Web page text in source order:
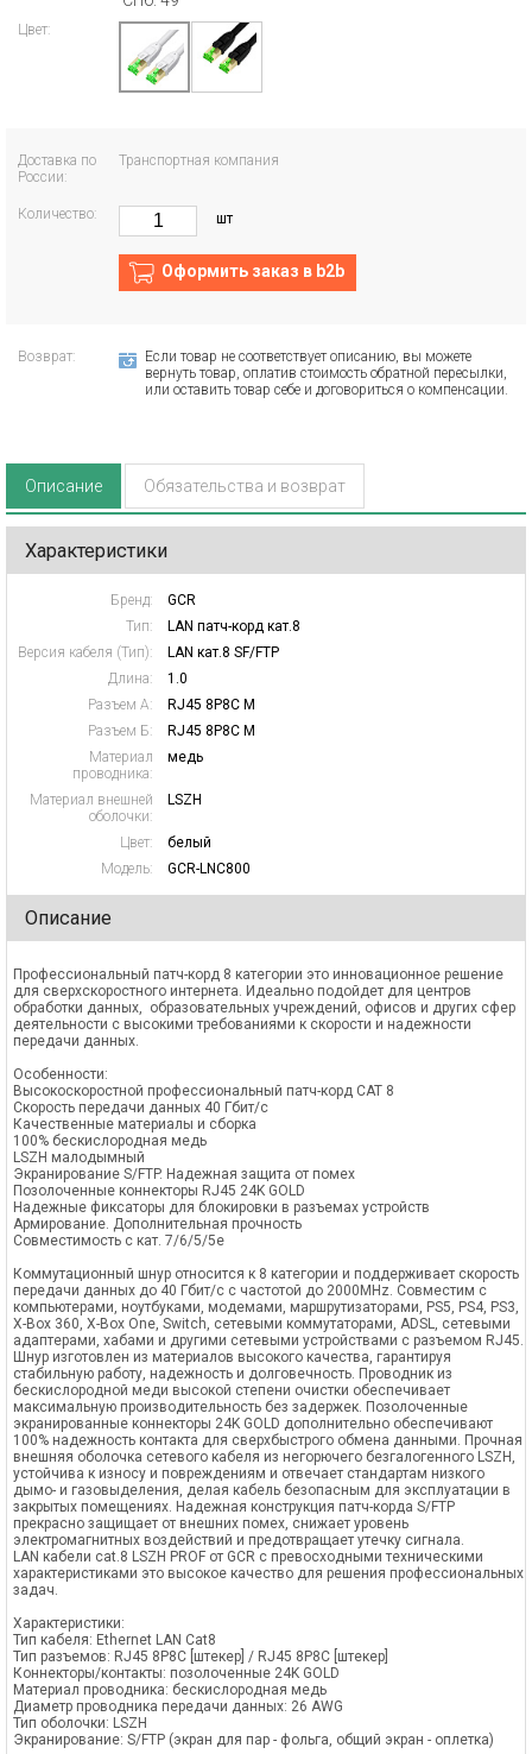
Цвет:
Доставка по
России:
Транспортная компания
Количество: шт
Оформить заказ в b2b
Возврат:
Если товар не соответствует описанию, вы можете
вернуть товар, оплатив стоимость обратной пересылки,
или оставить товар себе и договориться о компенсации.
Описание Обязательства и возврат
Характеристики
Бренд:
GCR
Тип:
LAN патч-корд кат.8
Версия кабеля (Тип):
LAN кат.8 SF/FTP
Длина:
1.0
Разъем А:
RJ45 8P8C M
Разъем Б:
RJ45 8P8C M
Материал
проводника:
медь
Материал внешней
оболочки:
LSZH
Цвет:
белый
Модель:
GCR-LNC800
Описание
Профессиональный патч-корд 8 категории это инновационное решение
для сверхскоростного интернета. Идеально подойдет для центров
обработки данных, образовательных учреждений, офисов и других сфер
деятельности с высокими требованиями к скорости и надежности
передачи данных.
Особенности:
Высокоскоростной профессиональный патч-корд CAT 8
Скорость передачи данных 40 Гбит/с
Качественные материалы и сборка
100% бескислородная медь
LSZH малодымный
Экранирование S/FTP. Надежная защита от помех
Позолоченные коннекторы RJ45 24K GOLD
Надежные фиксаторы для блокировки в разъемах устройств
Армирование. Дополнительная прочность
Совместимость с кат. 7/6/5/5е
Коммутационный шнур относится к 8 категории и поддерживает скорость
передачи данных до 40 Гбит/с с частотой до 2000MHz. Совместим с
компьютерами, ноутбуками, модемами, маршрутизаторами, PS5, PS4, PS3,
X-Box 360, X-Box One, Switch, сетевыми коммутаторами, ADSL, сетевыми
адаптерами, хабами и другими сетевыми устройствами с разъемом RJ45.
Шнур изготовлен из материалов высокого качества, гарантируя
стабильную работу, надежность и долговечность. Проводник из
бескислородной меди высокой степени очистки обеспечивает
максимальную производительность без задержек. Позолоченные
экранированные коннекторы 24K GOLD дополнительно обеспечивают
100% надежность контакта для сверхбыстрого обмена данными. Прочная
внешняя оболочка сетевого кабеля из негорючего безгалогенного LSZH,
устойчива к износу и повреждениям и отвечает стандартам низкого
дымо- и газовыделения, делая кабель безопасным для эксплуатации в
закрытых помещениях. Надежная конструкция патч-корда S/FTP
прекрасно защищает от внешних помех, снижает уровень
электромагнитных воздействий и предотвращает утечку сигнала.
LAN кабели cat.8 LSZH PROF от GCR с превосходными техническими
характеристиками это высокое качество для решения профессиональных
задач.
Характеристики:
Тип кабеля: Ethernet LAN Cat8
Тип разъемов: RJ45 8P8C [штекер] / RJ45 8P8C [штекер]
Коннекторы/контакты: позолоченные 24K GOLD
Материал проводника: бескислородная медь
Диаметр проводника передачи данных: 26 AWG
Тип оболочки: LSZH
Экранирование: S/FTP (экран для пар - фольга, общий экран - оплетка)